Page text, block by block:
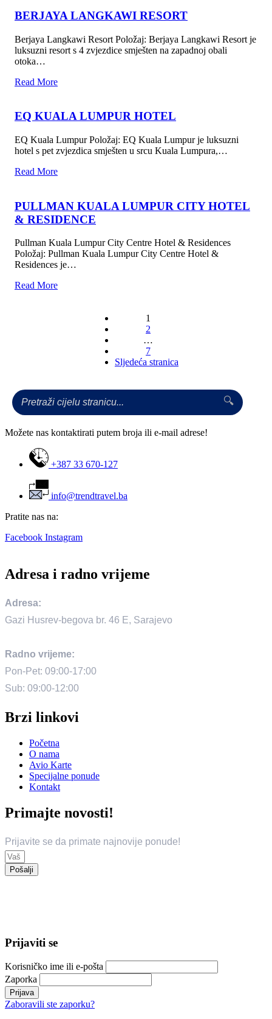
BERJAYA LANGKAWI RESORT
Berjaya Langkawi Resort Položaj: Berjaya Langkawi Resort je
luksuzni resort s 4 zvjezdice smješten na zapadnoj obali
otoka…
Read More
EQ KUALA LUMPUR HOTEL
EQ Kuala Lumpur Položaj: EQ Kuala Lumpur je luksuzni
hotel s pet zvjezdica smješten u srcu Kuala Lumpura,…
Read More
PULLMAN KUALA LUMPUR CITY HOTEL
& RESIDENCE
Pullman Kuala Lumpur City Centre Hotel & Residences
Položaj: Pullman Kuala Lumpur City Centre Hotel &
Residences je…
Read More
Brojevi
stranica
1
2
…
7
🔍
Možete nas kontaktirati putem broja ili e-mail adrese!
+387 33 670-127
info@trendtravel.ba
Pratite nas na:
Facebook Instagram
Adresa i radno vrijeme
Adresa:
Gazi Husrev-begova br. 46 E, Sarajevo
Radno vrijeme:
Pon-Pet: 09:00-17:00
Sub: 09:00-12:00
Brzi linkovi
Početna
O nama
Avio Karte
Specijalne ponude
Kontakt
Primajte novosti!
Prijavite se da primate najnovije ponude!
Pošalji
Prijaviti se
Korisničko ime ili e-pošta
Zaporka
Zaboravili ste zaporku?